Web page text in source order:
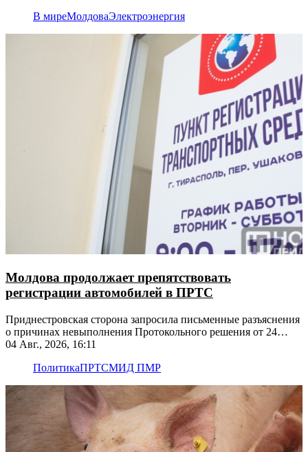
В миреМолдоваЭлектроэнергия
Молдова продолжает препятствовать
регистрации автомобилей в ПРТС
Приднестровская сторона запросила письменные разъяснения
о причинах невыполнения Протокольного решения от 24
апреля 2018 года
04 Авг., 2026, 16:11
ПолитикаПРТСМИД ПМР